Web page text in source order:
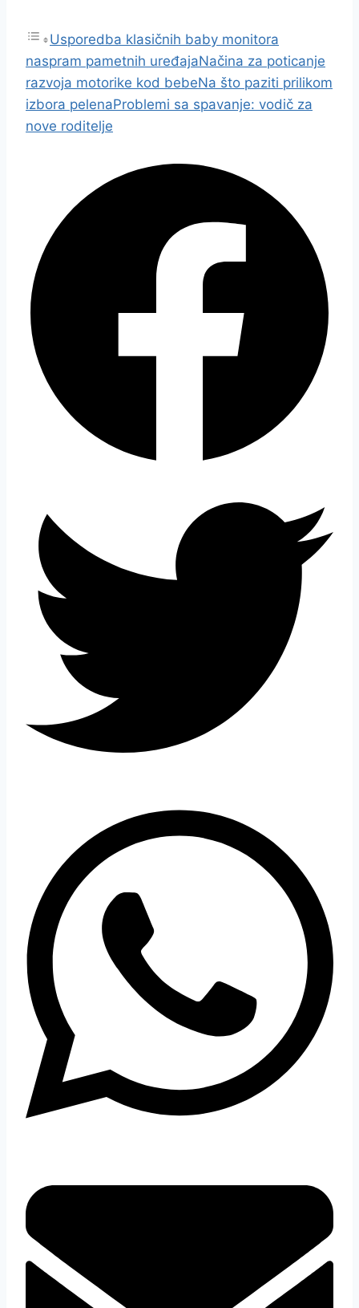
Usporedba klasičnih baby monitora
naspram pametnih uređajaNačina za poticanje
razvoja motorike kod bebeNa što paziti prilikom
izbora pelenaProblemi sa spavanje: vodič za
nove roditelje